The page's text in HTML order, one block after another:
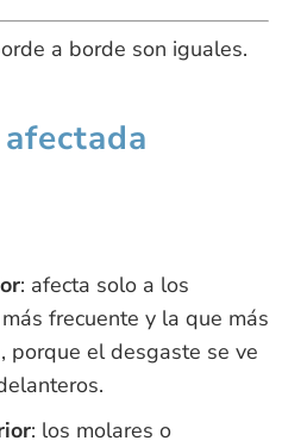
a borde son iguales.
: afecta solo a los
frecuente y la que más
porque el desgaste se ve
: los molares o